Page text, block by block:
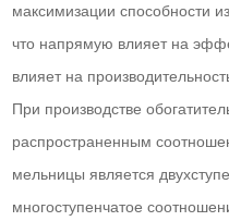
максимизации способности
что напрямую влияет на
влияет на
При производстве
распространенным
мельницы является
многоступенчатое